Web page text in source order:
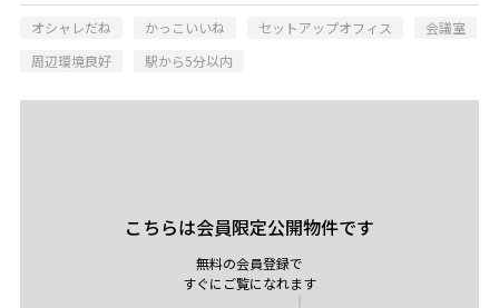
オシャレだね かっこいいね セットアップオフィス
会議室
周辺環境良好
駅から5分以内
こちらは会員限定公開物件です
無料の会員登録で
すぐにご覧になれます